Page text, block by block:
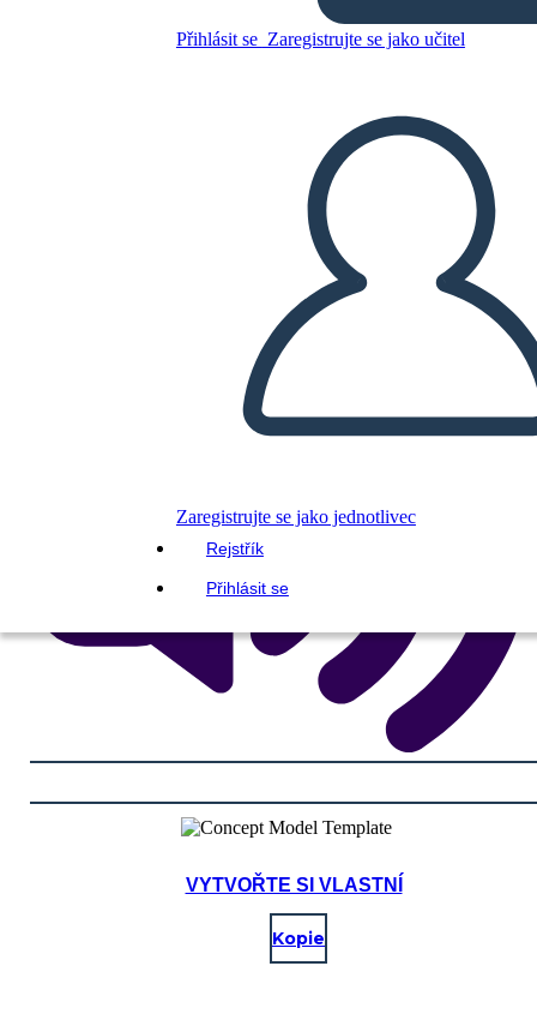
Přihlásit se Zaregistrujte se jako učitel
Zaregistrujte se jako jednotlivec
Rejstřík
Přihlásit se
Concept Model Template
Zkopírujte tento scénář
VYTVOŘIT STORYBOARD
PŘEHRÁT PREZENTACI
PŘEČTI MI
VYTVOŘTE SI VLASTNÍ
Kopie